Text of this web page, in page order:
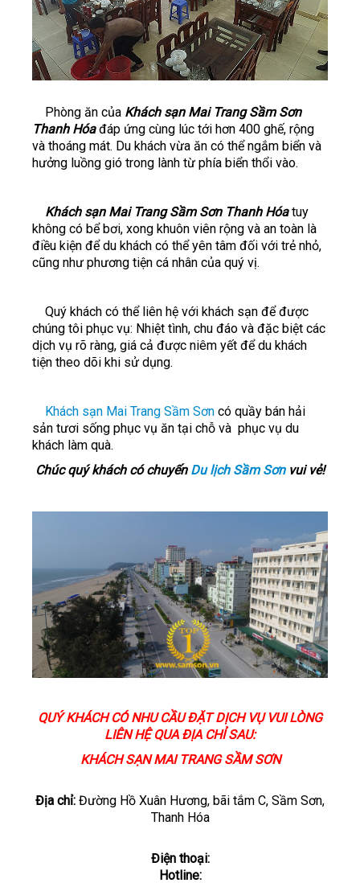
Phòng ăn của Khách sạn Mai Trang Sầm Sơn
Thanh Hóađáp ứng cùng lúc tới hơn 400 ghế, rộng
và thoáng mát. Du khách vừa ăn có thể ngắm biển và
hưởng luồng gió trong lành từ phía biển thổi vào.
Khách sạn Mai Trang Sầm Sơn Thanh Hóatuy
không có bể bơi, xong khuôn viên rộng và an toàn là
điều kiện để du khách có thể yên tâm đối với trẻ nhỏ,
cũng như phương tiện cá nhân của quý vị.
Quý khách có thể liên hệ với khách sạn để được
chúng tôi phục vụ: Nhiệt tình, chu đáo và đặc biệt các
dịch vụ rõ ràng, giá cả được niêm yết để du khách
tiện theo dõi khi sử dụng.
Khách sạn Mai Trang Sầm Sơn có quầy bán hải
sản tươi sống phục vụ ăn tại chỗ và phục vụ du
khách làm quà.
Chúc quý khách có chuyến Du lịch Sầm Sơnvui vẻ!
QUÝ KHÁCH CÓ NHU CẦU ĐẶT DỊCH VỤ VUI LÒNG
LIÊN HỆ QUA ĐỊA CHỈ SAU:
KHÁCH SẠN MAI TRANG SẦM SƠN
Địa chỉ: Đường Hồ Xuân Hương, bãi tắm C, Sầm Sơn,
Thanh Hóa
Điện thoại:
Hotline: